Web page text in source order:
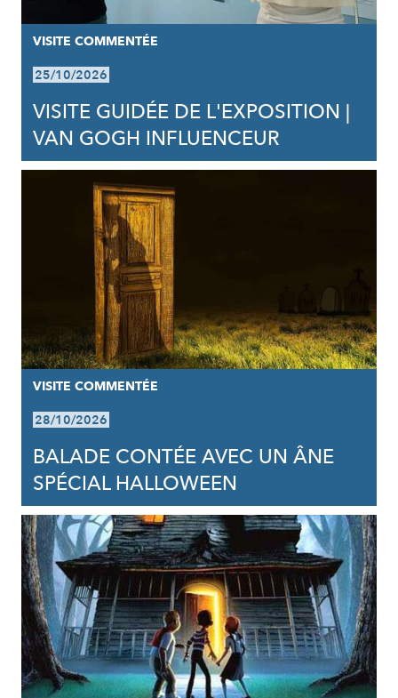
VISITE COMMENTÉE
25/10/2026
VISITE GUIDÉE DE L'EXPOSITION |
VAN GOGH INFLUENCEUR
VISITE COMMENTÉE
28/10/2026
BALADE CONTÉE AVEC UN ÂNE
SPÉCIAL HALLOWEEN